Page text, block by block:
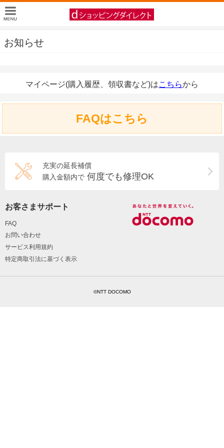
お知らせ
マイページ(購入履歴、領収書など)はこちらから
FAQはこちら
充実の延長補償
購入金額内で 何度でも修理OK
お客さまサポート
FAQ
お問い合わせ
サービス利用規約
特定商取引法に基づく表示
©NTT DOCOMO